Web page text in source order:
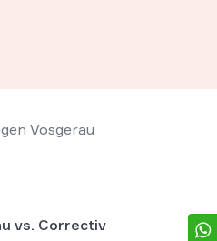
Vosgerau
vs. Correctiv